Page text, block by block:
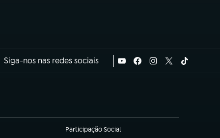
Siga-nos nas redes sociais
Participação Social
(abre em nova aba)